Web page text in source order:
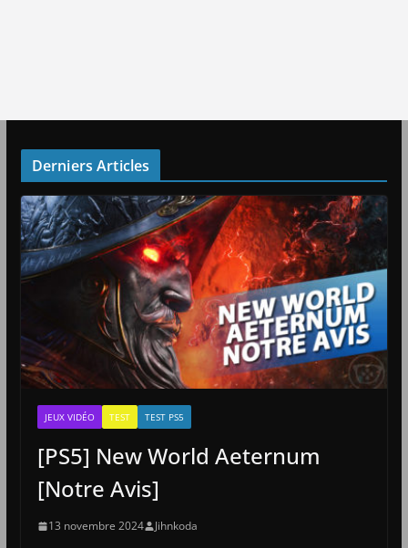
Derniers Articles
JEUX VIDÉO TEST TEST PS5
[PS5] New World Aeternum
[Notre Avis]
13 novembre 2024 Jihnkoda